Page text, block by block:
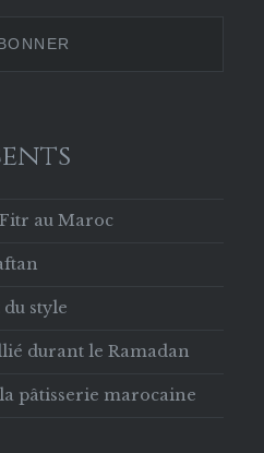
au Maroc
du style
durant le Ramadan
pâtisserie marocaine